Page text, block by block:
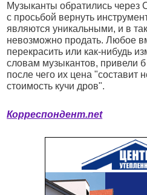
Музыканты обратились
с просьбой вернуть
являются уникальными, и в
невозможно продать. Любое
перекрасить или как-нибудь
словам музыкантов, привели
после чего их цена "составит
стоимость кучи дров".
Корреспондент.net